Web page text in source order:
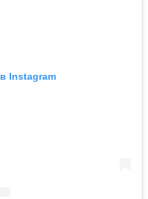
Instagram